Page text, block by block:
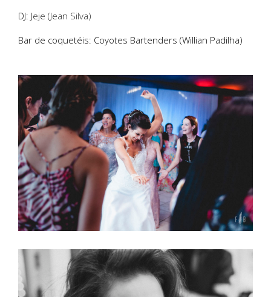
DJ: Jeje (Jean Silva)
Bar de coquetéis: Coyotes Bartenders (Willian Padilha)